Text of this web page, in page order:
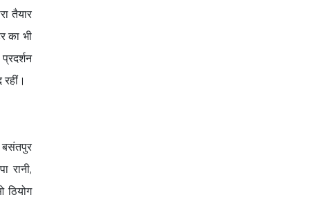
तैयार
का भी
बसंतपुर
रानी,
ठियोग